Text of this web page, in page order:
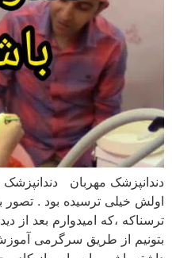
دندانپزشک مهربان دندانپزشک
اولش خیلی ترسیده بود . تصور
ترسناکه ،که امیدوارم بعد از
بتونیم از طریق سرگرمی